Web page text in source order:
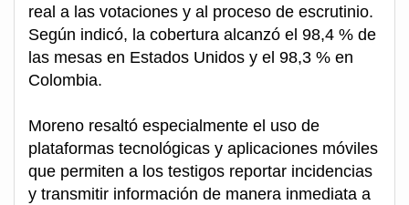
real a las votaciones y al proceso de escrutinio.
Según indicó, la cobertura alcanzó el 98,4 % de
las mesas en Estados Unidos y el 98,3 % en
Colombia.
Moreno resaltó especialmente el uso de
plataformas tecnológicas y aplicaciones móviles
que permiten a los testigos reportar incidencias
y transmitir información de manera inmediata a